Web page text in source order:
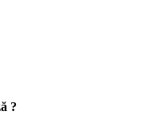
?